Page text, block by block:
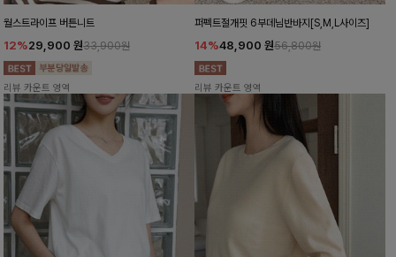
월스트라이프 버튼니트
12%29,900 원33,900원
리뷰 카운트 영역
퍼펙트절개핏 6부데님반바지[S,M,L사이즈]
14%48,900 원56,800원
리뷰 카운트 영역